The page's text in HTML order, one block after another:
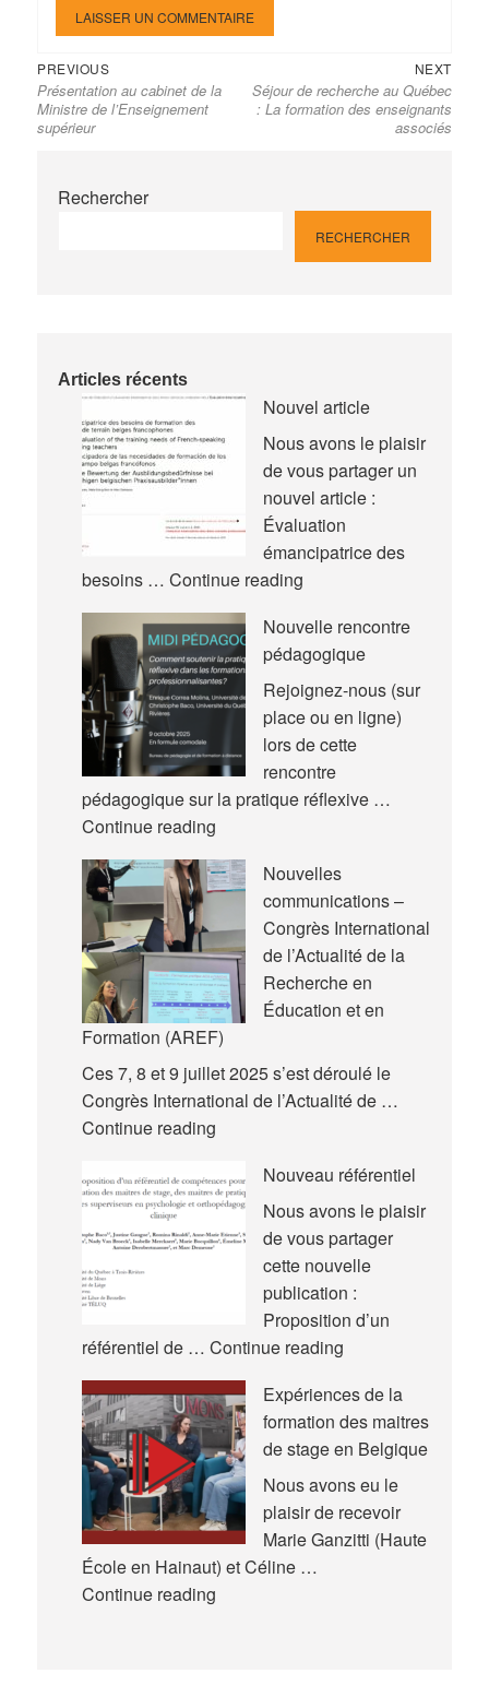
Navigation
de
l’article
PREVIOUSPrevious
post:
Présentation au cabinet de la
Ministre de l’Enseignement
supérieur
NEXTNext
post:
Séjour de recherche au Québec
: La formation des enseignants
associés
Rechercher
RECHERCHER
Articles récents
Nouvel article
Nous avons le plaisir
de vous partager un
nouvel article :
Évaluation
émancipatrice des
besoins … Continue readingNouvel
Nouvelle rencontre
pédagogique
Rejoignez-nous (sur
place ou en ligne)
lors de cette
rencontre
pédagogique sur la pratique réflexive …
Continue readingNouvelle
pédagogique
Nouvelles
communications –
Congrès International
de l’Actualité de la
Recherche en
Éducation et en
Formation (AREF)
Ces 7, 8 et 9 juillet 2025 s’est déroulé le
Congrès International de l’Actualité de …
Continue readingNouvelles
–
Congrès
International
l’Actualité
la
en
Éducation
et
en
Formation
(AREF)
Nouveau référentiel
Nous avons le plaisir
de vous partager
cette nouvelle
publication :
Proposition d’un
référentiel de … Continue readingNouveau
Expériences de la
formation des maitres
de stage en Belgique
Nous avons eu le
plaisir de recevoir
Marie Ganzitti (Haute
École en Hainaut) et Céline …
Continue readingExpériences